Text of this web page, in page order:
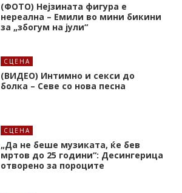
(ФОТО) Нејзината фигура е
нереална – Емили во мини бикини
за „збогум на јули“
СЦЕНА
(ВИДЕО) Интимно и секси до
болка – Севе со нова песна
СЦЕНА
„Да не беше музиката, ќе бев
мртов до 25 години“: Десингерица
отворено за пороците